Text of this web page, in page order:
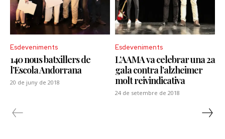
Esdeveniments
140 nous batxillers de
l’Escola Andorrana
20 de juny de 2018
Esdeveniments
L’AAMA va celebrar una 2a
gala contra l’alzheimer
molt reivindicativa
24 de setembre de 2018